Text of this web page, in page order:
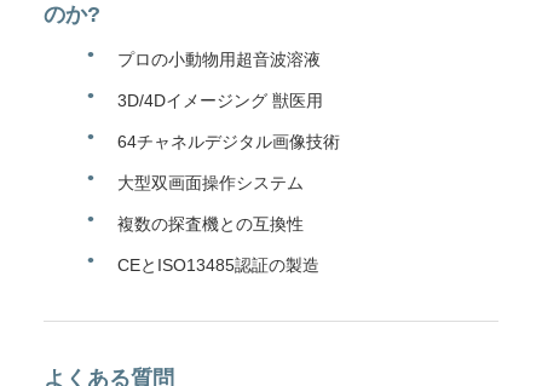
のか?
プロの小動物用超音波溶液
3D/4Dイメージング 獣医用
64チャネルデジタル画像技術
大型双画面操作システム
複数の探査機との互換性
CEとISO13485認証の製造
よくある質問